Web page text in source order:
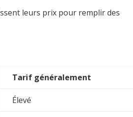
leurs prix pour remplir des
Tarif généralement
Élevé